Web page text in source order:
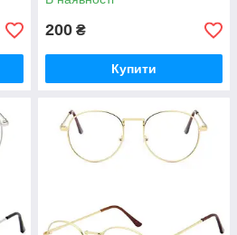
200 ₴
Купити